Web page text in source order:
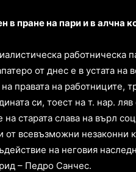
в пране на пари и в алчна
работническа
от днес е в устата на
правата на работниците,
си, тоест на т. нар.
старата слава на върл
от всевъзможни незаконни
на неговия
– Педро Санчес.